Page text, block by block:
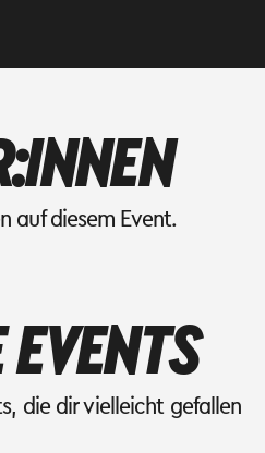
auf diesem Event.
die dir vielleicht gefallen